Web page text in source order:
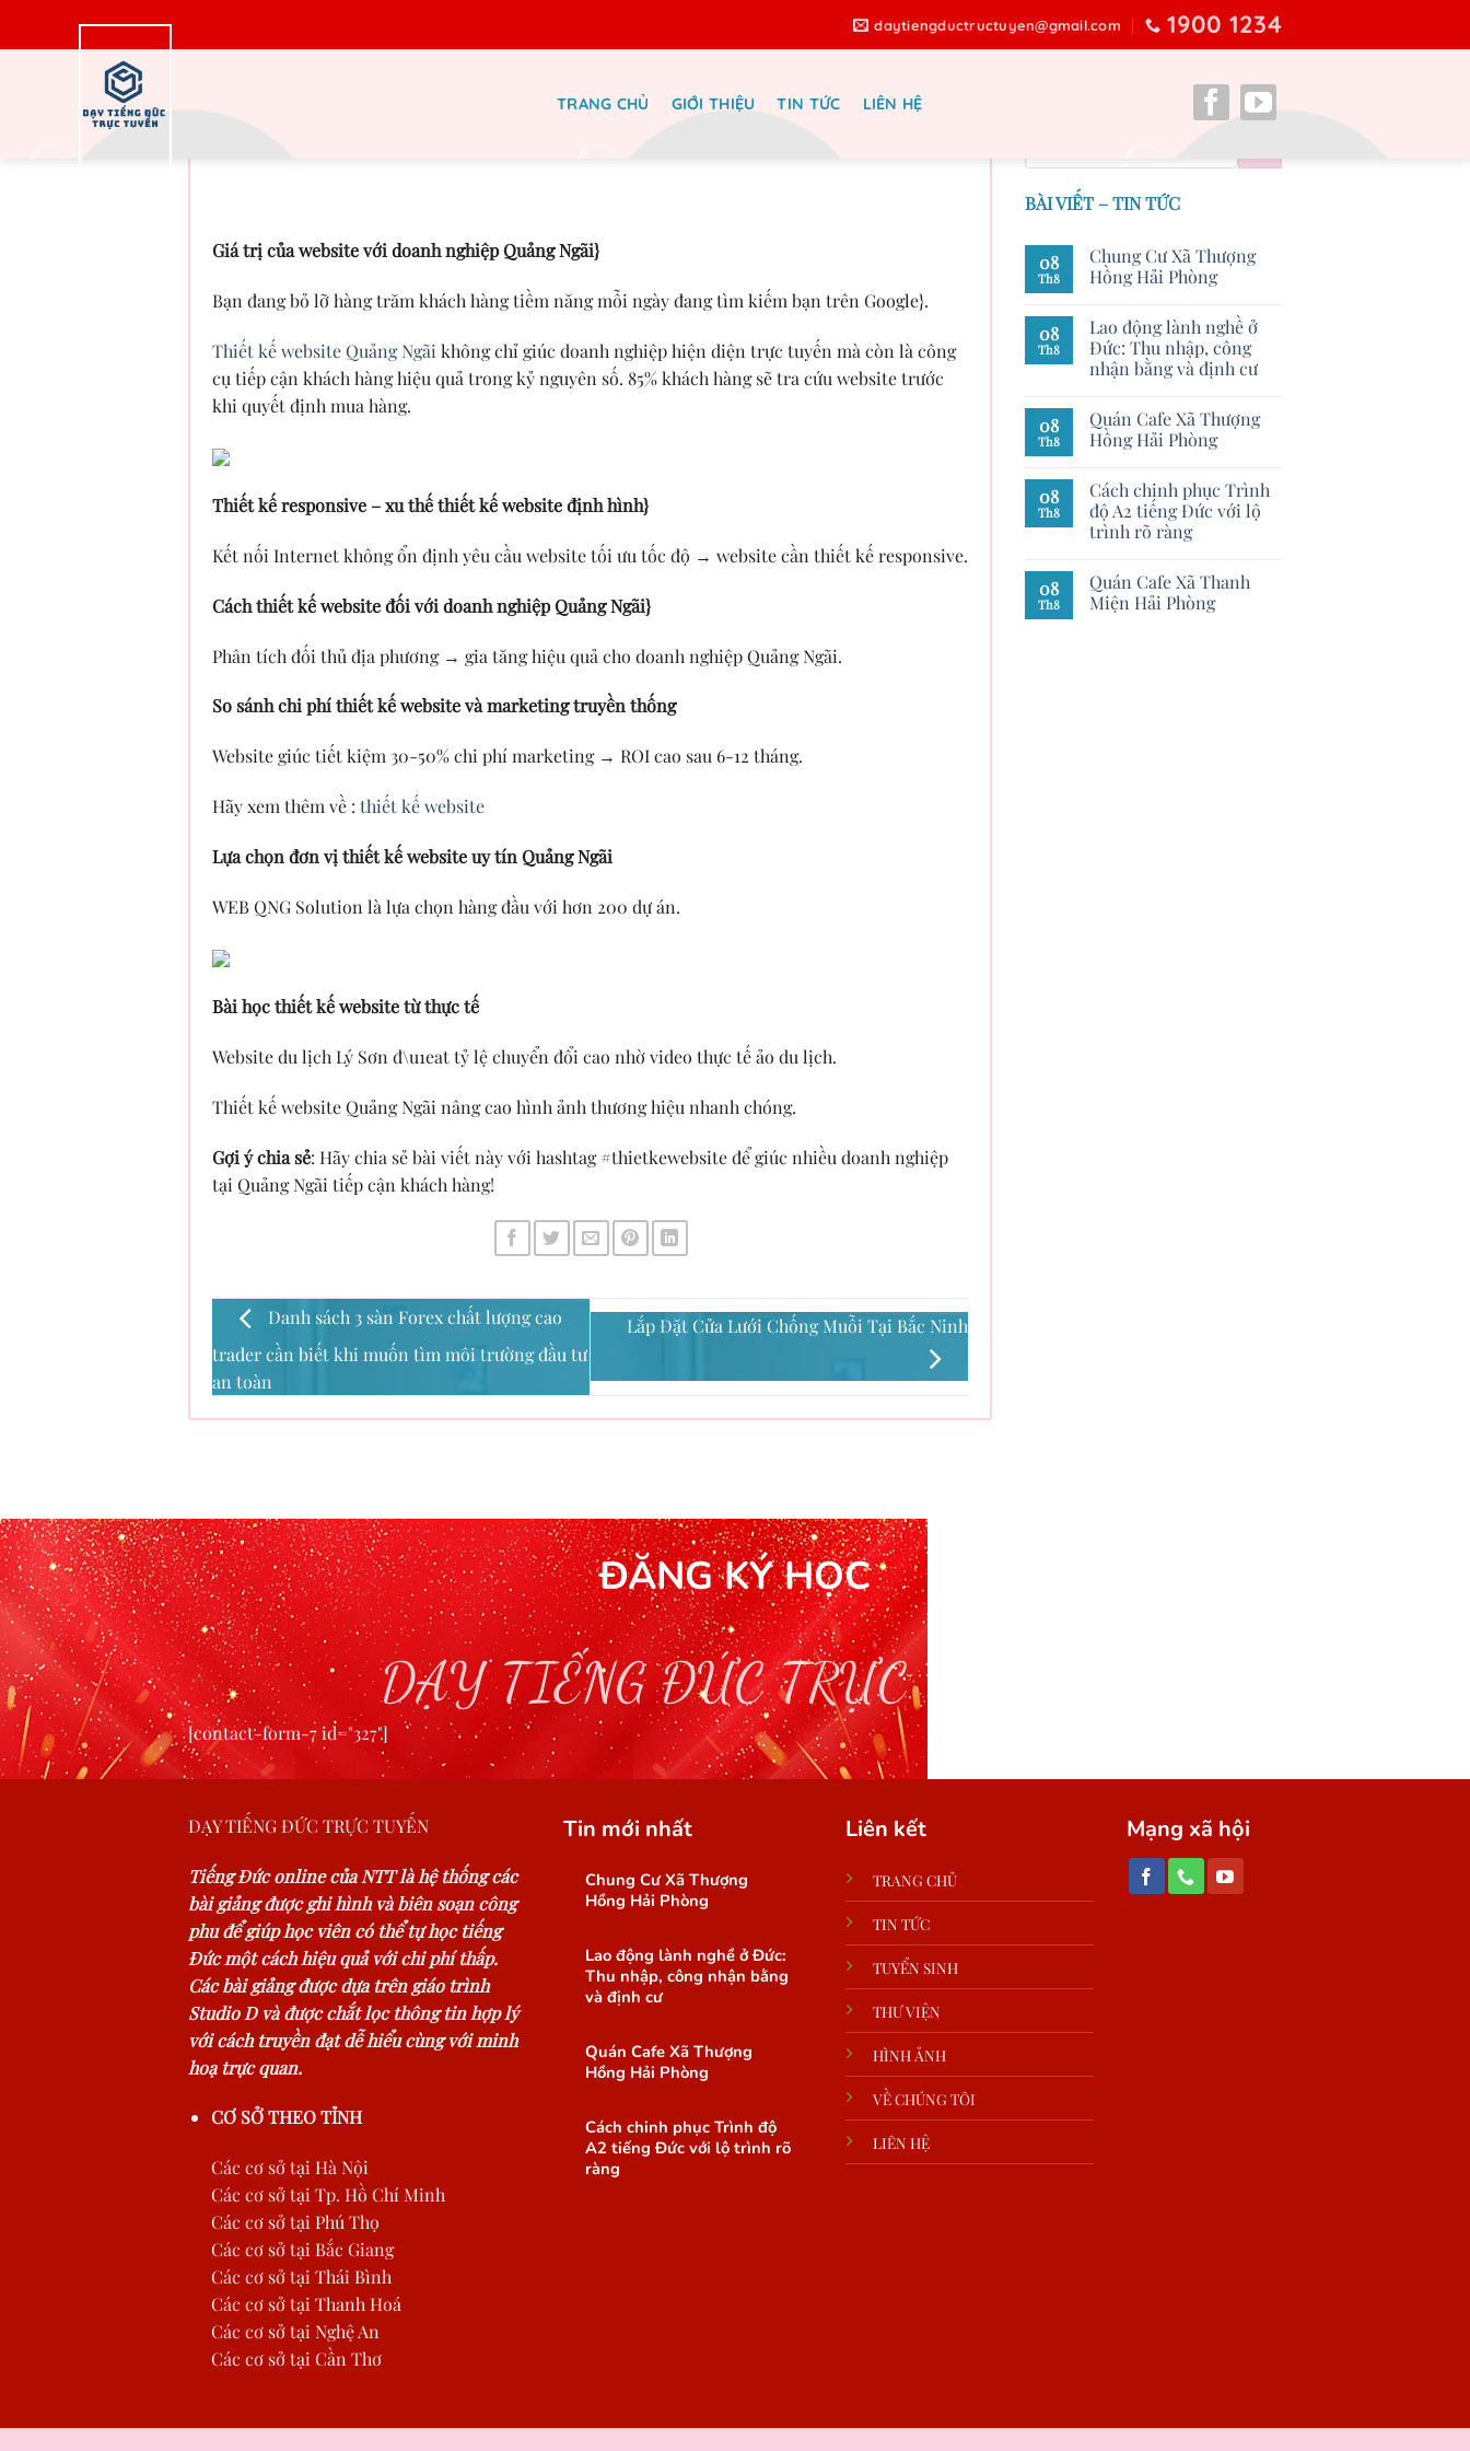
daytiengductructuyen@gmail.com 1900 1234
TRANG CHỦ GIỚI THIỆU TIN TỨC LIÊN HỆ
Giá trị của website với doanh nghiệp Quảng Ngãi}
Bạn đang bỏ lỡ hàng trăm khách hàng tiềm năng mỗi ngày đang tìm kiếm bạn trên Google}.
Thiết kế website Quảng Ngãi không chỉ giúc doanh nghiệp hiện diện trực tuyến mà còn là công
cụ tiếp cận khách hàng hiệu quả trong kỷ nguyên số. 85% khách hàng sẽ tra cứu website trước
khi quyết định mua hàng.
Thiết kế responsive – xu thế thiết kế website định hình}
Kết nối Internet không ổn định yêu cầu website tối ưu tốc độ → website cần thiết kế responsive.
Cách thiết kế website đối với doanh nghiệp Quảng Ngãi}
Phân tích đối thủ địa phương → gia tăng hiệu quả cho doanh nghiệp Quảng Ngãi.
So sánh chi phí thiết kế website và marketing truyền thống
Website giúc tiết kiệm 30-50% chi phí marketing → ROI cao sau 6-12 tháng.
Hãy xem thêm về : thiết kế website
Lựa chọn đơn vị thiết kế website uy tín Quảng Ngãi
WEB QNG Solution là lựa chọn hàng đầu với hơn 200 dự án.
Bài học thiết kế website từ thực tế
Website du lịch Lý Sơn đ\u1eat tỷ lệ chuyển đổi cao nhờ video thực tế ảo du lịch.
Thiết kế website Quảng Ngãi nâng cao hình ảnh thương hiệu nhanh chóng.
Gợi ý chia sẻ: Hãy chia sẻ bài viết này với hashtag #thietkewebsite để giúc nhiều doanh nghiệp
tại Quảng Ngãi tiếp cận khách hàng!
Danh sách 3 sàn Forex chất lượng cao
trader cần biết khi muốn tìm môi trường đầu tư
an toàn
Lắp Đặt Cửa Lưới Chống Muỗi Tại Bắc Ninh
BÀI VIẾT – TIN TỨC
08
Th8
Chung Cư Xã Thượng
Hồng Hải Phòng
08
Th8
Lao động lành nghề ở
Đức: Thu nhập, công
nhận bằng và định cư
08
Th8
Quán Cafe Xã Thượng
Hồng Hải Phòng
08
Th8
Cách chinh phục Trình
độ A2 tiếng Đức với lộ
trình rõ ràng
08
Th8
Quán Cafe Xã Thanh
Miện Hải Phòng
ĐĂNG KÝ HỌC
DẠY TIẾNG ĐỨC TRỰC TUYẾN
[contact-form-7 id="327"]
DẠY TIẾNG ĐỨC TRỰC TUYẾN
Tiếng Đức online của NTT là hệ thống các
bài giảng được ghi hình và biên soạn công
phu để giúp học viên có thể tự học tiếng
Đức một cách hiệu quả với chi phí thấp.
Các bài giảng được dựa trên giáo trình
Studio D và được chắt lọc thông tin hợp lý
với cách truyền đạt dễ hiểu cùng với minh
hoạ trực quan.
CƠ SỞ THEO TỈNH
Các cơ sở tại Hà Nội
Các cơ sở tại Tp. Hồ Chí Minh
Các cơ sở tại Phú Thọ
Các cơ sở tại Bắc Giang
Các cơ sở tại Thái Bình
Các cơ sở tại Thanh Hoá
Các cơ sở tại Nghệ An
Các cơ sở tại Cần Thơ
Tin mới nhất
Chung Cư Xã Thượng
Hồng Hải Phòng
Lao động lành nghề ở Đức:
Thu nhập, công nhận bằng
và định cư
Quán Cafe Xã Thượng
Hồng Hải Phòng
Cách chinh phục Trình độ
A2 tiếng Đức với lộ trình rõ
ràng
Liên kết
TRANG CHỦ
TIN TỨC
TUYỂN SINH
THƯ VIỆN
HÌNH ẢNH
VỀ CHÚNG TÔI
LIÊN HỆ
Mạng xã hội